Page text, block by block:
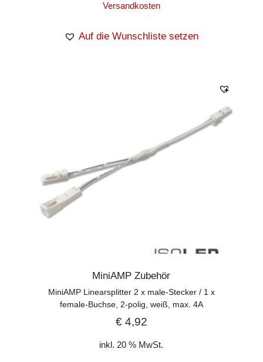
Versandkosten
Auf die Wunschliste setzen
MiniAMP Zubehör
MiniAMP Linearsplitter 2 x male-Stecker / 1 x
female-Buchse, 2-polig, weiß, max. 4A
€4,92
inkl. 20 % MwSt.